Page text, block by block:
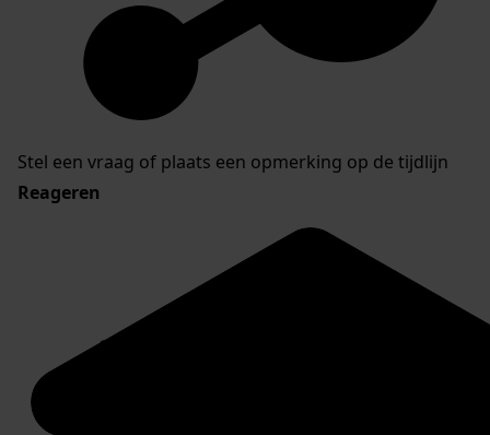
Stel een vraag of plaats een opmerking op de tijdlijn
Reageren